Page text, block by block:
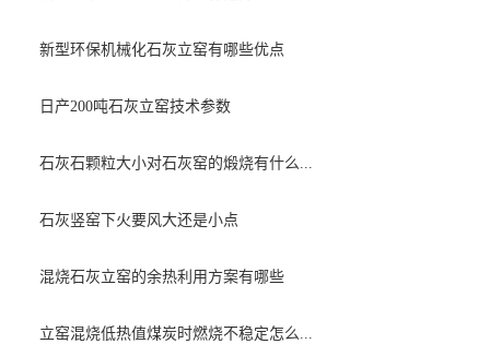
新型环保机械化石灰立窑有哪些优点
日产200吨石灰立窑技术参数
石灰石颗粒大小对石灰窑的煅烧有什么...
石灰竖窑下火要风大还是小点
混烧石灰立窑的余热利用方案有哪些
立窑混烧低热值煤炭时燃烧不稳定怎么...